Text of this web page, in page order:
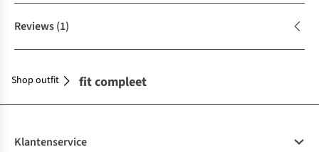
Reviews(1)
Maak je outfit compleet
Shop outfit
Klantenservice